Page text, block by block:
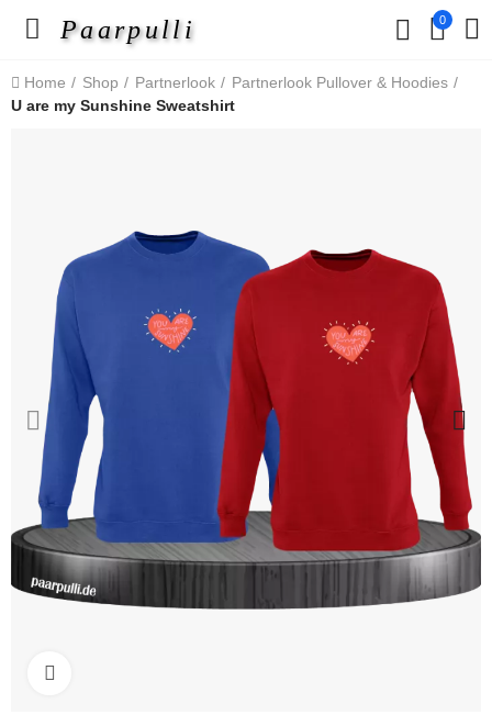
Paarpulli 0
Home Shop Partnerlook
Partnerlook Pullover & Hoodies
U are my Sunshine Sweatshirt